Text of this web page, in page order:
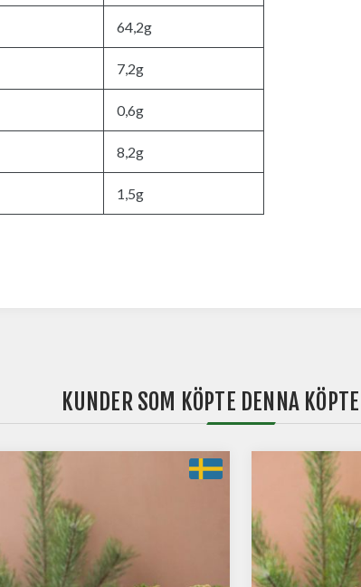
64,2g
7,2g
0,6g
8,2g
1,5g
KUNDER SOM KÖPTE DENNA